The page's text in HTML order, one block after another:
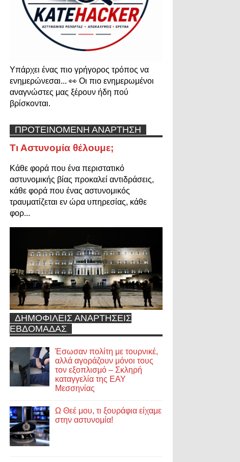
Υπάρχει ένας πιο γρήγορος τρόπος να
ενημερώνεσαι... 👀 Οι πιο ενημερωμένοι
αναγνώστες μας ξέρουν ήδη πού
βρίσκονται.
ΠΡΟΤΕΙΝΟΜΕΝΗ ΑΝΑΡΤΗΣΗ
Τι Αστυνομία θέλουμε;
Κάθε φορά που ένα περιστατικό
αστυνομικής βίας προκαλεί αντιδράσεις,
κάθε φορά που ένας αστυνομικός
τραυματίζεται εν ώρα υπηρεσίας, κάθε
φορ...
ΔΗΜΟΦΙΛΕΙΣ ΑΝΑΡΤΗΣΕΙΣ
ΕΒΔΟΜΑΔΑΣ
Έσωσαν πολίτη με τουρνικέ,
αλλά αγοράζουν μόνοι τους
τον εξοπλισμό – Σκληρή
καταγγελία της ΕΑΥ
Μεσσηνίας
Ω Θεέ μου, τι ξουράφια είχαμε
στην αστυνομία!